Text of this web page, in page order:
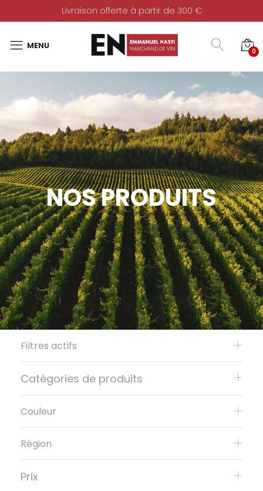
Livraison offerte à partir de 300 €
0
NOS PRODUITS
Filtres actifs
Catégories de produits
Couleur
Région
Prix